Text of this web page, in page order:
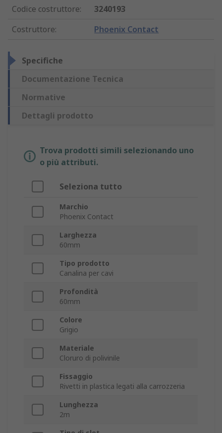
Codice costruttore:
3240193
Costruttore: Phoenix Contact
Specifiche
Documentazione Tecnica
Normative
Dettagli prodotto
Trova prodotti simili selezionando uno
o più attributi.
Seleziona tutto
Marchio
Phoenix Contact
Larghezza
60mm
Tipo prodotto
Canalina per cavi
Profondità
60mm
Colore
Grigio
Materiale
Cloruro di polivinile
Fissaggio
Rivetti in plastica legati alla carrozzeria
Lunghezza
2m